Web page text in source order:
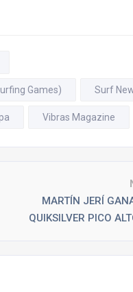
Games) Surf
Vibras Magazine
MARTÍN JERÍ
QUIKSILVER PICO